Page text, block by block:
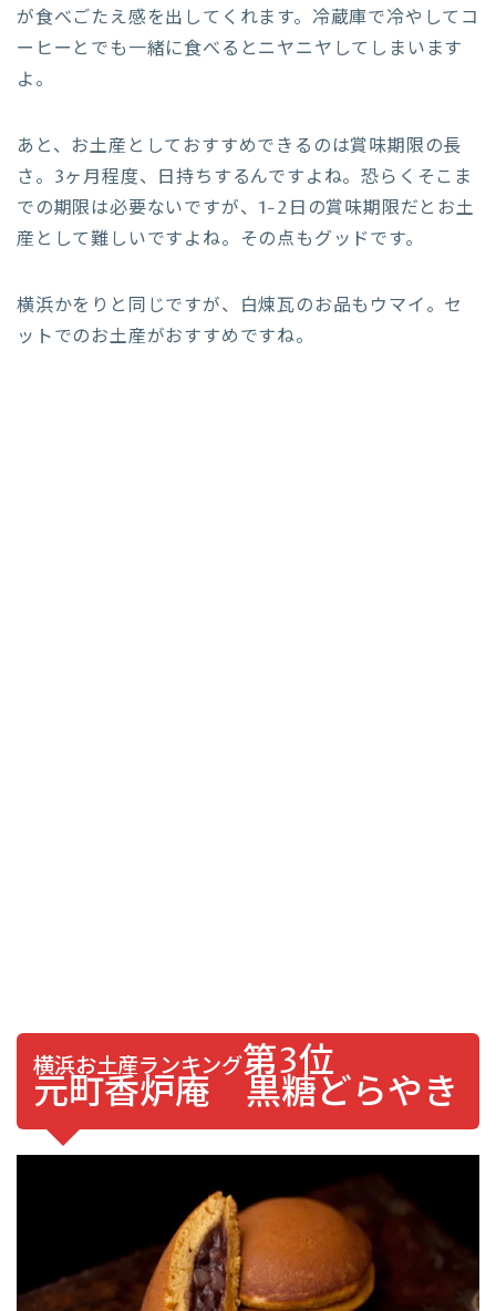
が食べごたえ感を出してくれます。冷蔵庫で冷やしてコ
ーヒーとでも一緒に食べるとニヤニヤしてしまいます
よ。
あと、お土産としておすすめできるのは賞味期限の長
さ。3ヶ月程度、日持ちするんですよね。恐らくそこま
での期限は必要ないですが、1-2日の賞味期限だとお土
産として難しいですよね。その点もグッドです。
横浜かをりと同じですが、白煉瓦のお品もウマイ。セ
ットでのお土産がおすすめですね。
横浜お土産ランキング第3位
元町香炉庵 黒糖どらやき